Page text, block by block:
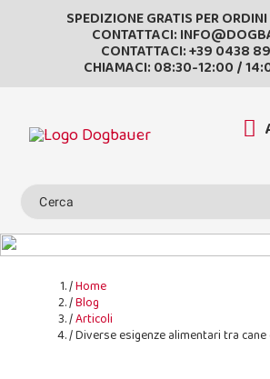
SPEDIZIONE GRATIS PER
CONTATTACI:
CONTATTACI:+39 0438
CHIAMACI: 08:30-12:00 /
Home
Blog
Articoli
Diverse esigenze alimentari tra